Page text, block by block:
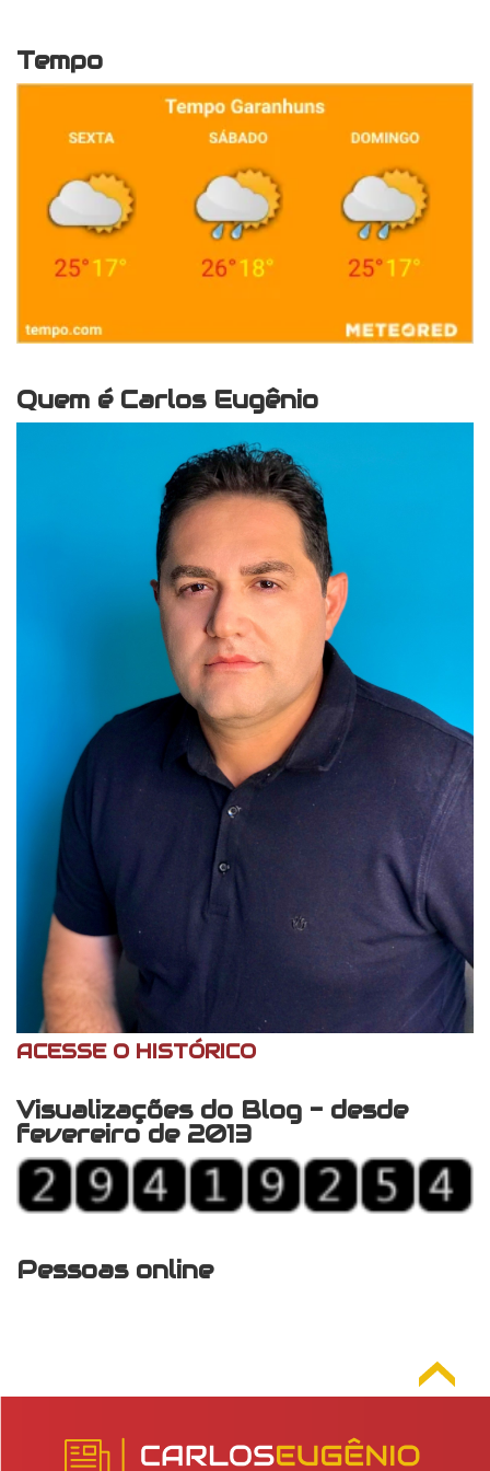
Tempo
Quem é Carlos Eugênio
ACESSE O HISTÓRICO
Visualizações do Blog - desde
fevereiro de 2013
Pessoas online